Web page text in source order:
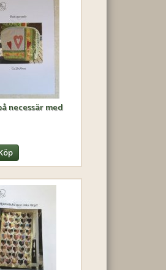
necessär med